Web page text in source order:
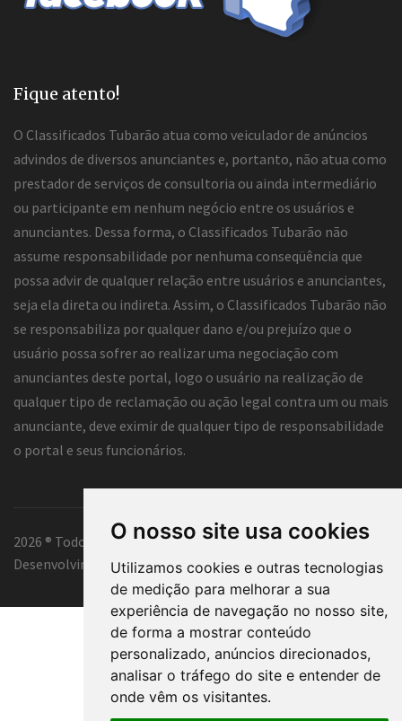
O nosso site usa cookies
Utilizamos cookies e outras tecnologias
de medição para melhorar a sua
experiência de navegação no nosso site,
de forma a mostrar conteúdo
personalizado, anúncios direcionados,
analisar o tráfego do site e entender de
onde vêm os visitantes.
Fique atento!
O Classificados Tubarão atua como veiculador de anúncios
advindos de diversos anunciantes e, portanto, não atua como
prestador de serviços de consultoria ou ainda intermediário
ou participante em nenhum negócio entre os usuários e
anunciantes. Dessa forma, o Classificados Tubarão não
assume responsabilidade por nenhuma conseqüência que
possa advir de qualquer relação entre usuários e anunciantes,
seja ela direta ou indireta. Assim, o Classificados Tubarão não
se responsabiliza por qualquer dano e/ou prejuízo que o
usuário possa sofrer ao realizar uma negociação com
anunciantes deste portal, logo o usuário na realização de
qualquer tipo de reclamação ou ação legal contra um ou mais
anunciante, deve eximir de qualquer tipo de responsabilidade
o portal e seus funcionários.
2026 ® Todos os direitos reservados.
Desenvolvimento e hospedagemClassificados Tubarão ®